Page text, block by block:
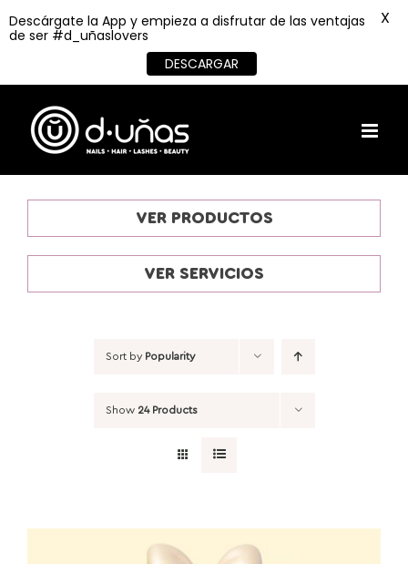
content
VER PRODUCTOS
VER SERVICIOS
Sort by Popularity
Show 24 Products
Descárgate la App y empieza a disfrutar de las ventajas
de ser #d_uñaslovers
DESCARGAR
X